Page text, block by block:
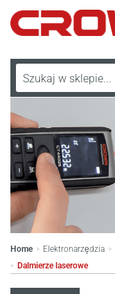
Home > Elektronarzędzia >
> Dalmierze laserowe